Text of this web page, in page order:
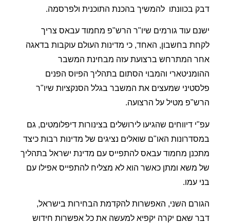
דבק בכוונתו להמשיך בהכנת התוכנית ולפרסמה.
ישנם עוד גורמים שיו"ר הרש"פ מחמוד עבאס צריך
לקחת בחשבון, האחד, כי מדינות העולם עוקבות בדאגה
אחר המתרחש ברצועת עזה מבחינת המשבר
ההומניטארי והמבוי הסתום בתהליך הפיוס הפנים
פלסטיני שמעצים את המשבר בגלל הסנקציות שיו"ר
הרש"פ מטיל על הרצועה.
עפ"י דיווחים שהגיעו לירושלים בצינורות דיפלומטים, גם
במסדרונות האו"ם שואלים נציגים של מדינות רבות כיצד
מתכנן מחמוד עבאס להתפייס עם מדינת ישראל בתהליך
של משא ומתן כאשר הוא לא מצליח להתפייס אפילו עם
בני עמו.
הגורם השני, האפשרות להקדמת הבחירות בישראל,
דבר שאם יקרה יקפיא למעשה את כל אפשרות חידוש